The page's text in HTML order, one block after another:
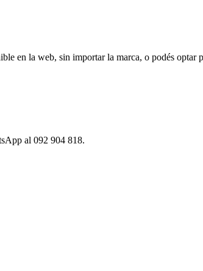
en la web, sin importar la marca, o podés optar
al 092 904 818.